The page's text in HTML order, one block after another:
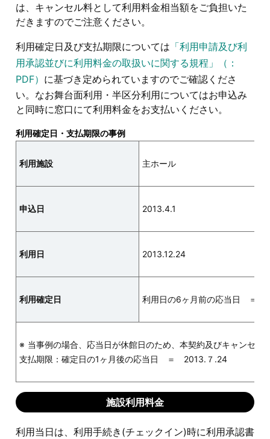
は、キャンセル料として利用料金相当額をご負担いた
だきますのでご注意ください。
利用確定日及び支払期限については 「利用申請及び利
用承認並びに利用料金の取扱いに関する規程」（：
PDF） に基づき定められていますのでご確認くださ
い。なお舞台面利用・半区分利用についてはお申込み
と同時に窓口にて利用料金をお支払いください。
利用確定日・支払期限の事例
利用施設 主ホール
申込日 2013.4.1
利用日 2013.12.24
利用確定日 利用日の6ヶ月前の応当日 ＝
当事例の場合、応当日が休館日のため、本契約及びキャンセ
支払期限：確定日の1ヶ月後の応当日 ＝ 2013.７.24
施設利用料金
利用当日は、利用手続き(チェックイン)時に利用承認書